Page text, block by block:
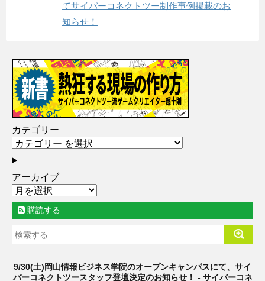
てサイバーコネクトツー制作事例掲載のお
知らせ！
カテゴリー
アーカイブ
購読する
9/30(土)岡山情報ビジネス学院のオープンキャンパスにて、サイ
バーコネクトツースタッフ登壇決定のお知らせ！ - サイバーコネ